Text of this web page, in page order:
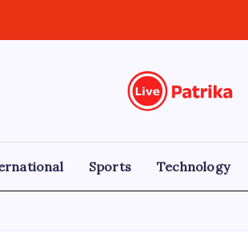
Live
Breaking
News,
Updates
Sports Technology